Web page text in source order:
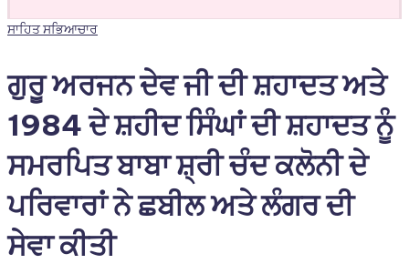
Posted
ਸਾਹਿਤ ਸਭਿਆਚਾਰ
ਗੁਰੂ ਅਰਜਨ ਦੇਵ ਜੀ ਦੀ ਸ਼ਹਾਦਤ ਅਤੇ
1984 ਦੇ ਸ਼ਹੀਦ ਸਿੰਘਾਂ ਦੀ ਸ਼ਹਾਦਤ ਨੂੰ
ਸਮਰਪਿਤ ਬਾਬਾ ਸ਼੍ਰੀ ਚੰਦ ਕਲੋਨੀ ਦੇ
ਪਰਿਵਾਰਾਂ ਨੇ ਛਬੀਲ ਅਤੇ ਲੰਗਰ ਦੀ
ਸੇਵਾ ਕੀਤੀ